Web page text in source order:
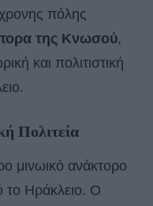
πόλης
της Κνωσού,
και πολιτιστική
Πολιτεία
μινωικό ανάκτορο
το Ηράκλειο. Ο